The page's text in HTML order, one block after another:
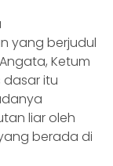
yang berjudul
Ketum
dasar itu
liar oleh
berada di